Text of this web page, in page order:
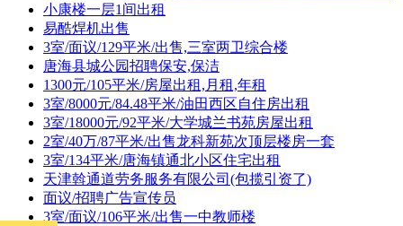
小康楼一层1间出租
易酷焊机出售
3室/面议/129平米/出售,三室两卫综合楼
唐海县城公园招聘保安,保洁
1300元/105平米/房屋出租,月租,年租
3室/8000元/84.48平米/油田西区自住房出租
3室/18000元/92平米/大学城兰书苑房屋出租
2室/40万/87平米/出售龙科新苑次顶层楼房一套
3室/134平米/唐海镇通北小区住宅出租
天津斡通道劳务服务有限公司(包揽引资了)
面议/招聘广告宣传员
3室/面议/106平米/出售一中教师楼